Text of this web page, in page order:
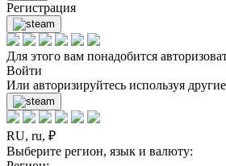
Регистрация
Для этого вам понадобится
Войти
Или авторизируйтесь используя
RU, ru, ₽
Выберите регион, язык и валюту: